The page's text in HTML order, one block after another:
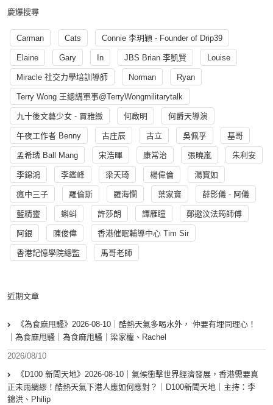
慶爆搜尋
Carman Cats Connie 李玥穎 - Founder of Drip39
Elaine Gary In JBS Brian 李凱賢 Louise
Miracle 社交力學培訓導師 Norman Ryan
Terry Wong 王總講軍事@TerryWongmilitarytalk
九十後文藝少女 - 賈雅緻 何啟明 何爵天導演
午夜工作者 Benny 古庄辰 古立 吳佩孚 基哥
孟希璘 Ball Mang 宋浩暉 康常治 張曉嵐 朱利安
李錦鴻 李鑑峰 梁天琦 楊偉倫 湯寳如
瘋中三子 羅倫斯 羅海憫 葉家寶 薛影儀 - 阿儀
藍精靈 蝌蚪 許莎朗 譚雁瞳 鄭遨汶法筠師傅
阿銀 陳俊偉 香港催眠輔導中心 Tim Sir
香港記憶學院總監 馬哥老師
近期文章
《為食麻甩騷》2026-08-10｜酷熱天氣多喝水外， 仲要有埋同理心！
｜為食麻甩騷｜為食麻甩騷｜梁家權、Rachel
2026/08/10
《D100 新聞天地》2026-08-10｜氣候衝擊世界經濟發展，香港需要真
正未雨綢繆！酷熱天氣下港人應如何應對？｜D100新聞天地｜主持：李
錦洪、Philip